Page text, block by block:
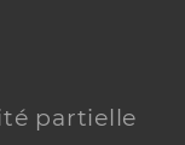
partielle